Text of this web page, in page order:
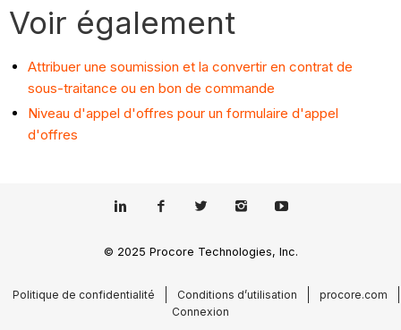
Voir également
Attribuer une soumission et la convertir en contrat de
sous-traitance ou en bon de commande
Niveau d'appel d'offres pour un formulaire d'appel
d'offres
© 2025 Procore Technologies, Inc.
Politique de confidentialité Conditions d’utilisation
procore.com
Connexion